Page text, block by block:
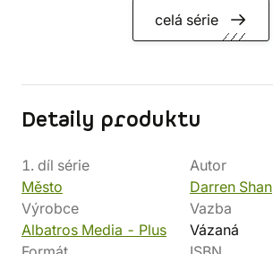
celá série
Detaily produktu
1. díl série
Město
Autor
Darren Shan
Výrobce
Albatros Media - Plus
Vazba
Vázaná